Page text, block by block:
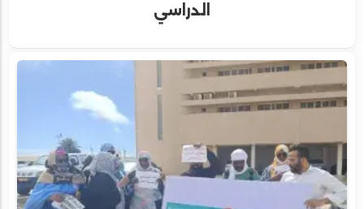
الدراسي